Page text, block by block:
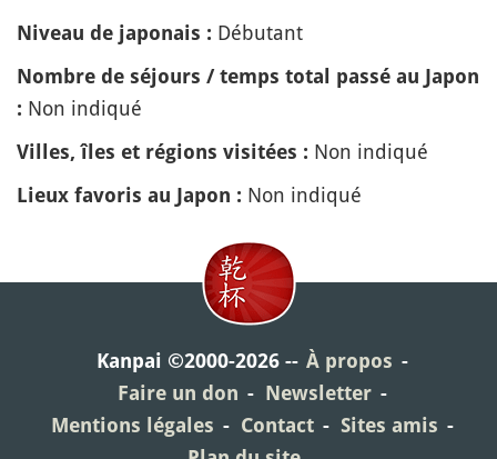
Niveau de japonais : Débutant
Nombre de séjours / temps total passé au Japon
: Non indiqué
Villes, îles et régions visitées : Non indiqué
Lieux favoris au Japon : Non indiqué
Kanpai ©2000-2026
À propos
Faire un don
Newsletter
Mentions légales
Contact
Sites amis